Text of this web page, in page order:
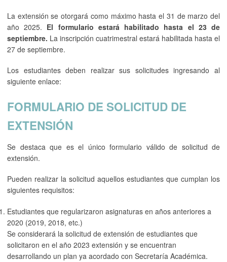
La extensión se otorgará como máximo hasta el 31 de marzo del
año 2025. El formulario estará habilitado hasta el 23 de
septiembre. La inscripción cuatrimestral estará habilitada hasta el
27 de septiembre.
Los estudiantes deben realizar sus solicitudes ingresando al
siguiente enlace:
FORMULARIO DE SOLICITUD DE
EXTENSIÓN
Se destaca que es el único formulario válido de solicitud de
extensión.
Pueden realizar la solicitud aquellos estudiantes que cumplan los
siguientes requisitos:
Estudiantes que regularizaron asignaturas en años anteriores a
2020 (2019, 2018, etc.)
Se considerará la solicitud de extensión de estudiantes que
solicitaron en el año 2023 extensión y se encuentran
desarrollando un plan ya acordado con Secretaría Académica.